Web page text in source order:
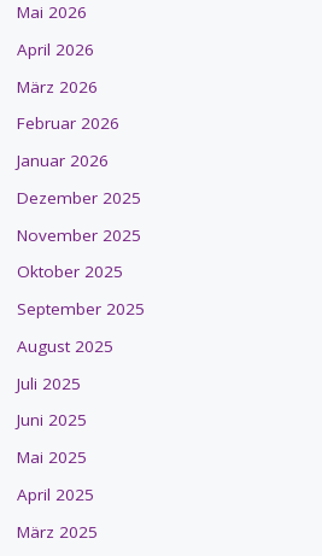
Mai 2026
April 2026
März 2026
Februar 2026
Januar 2026
Dezember 2025
November 2025
Oktober 2025
September 2025
August 2025
Juli 2025
Juni 2025
Mai 2025
April 2025
März 2025